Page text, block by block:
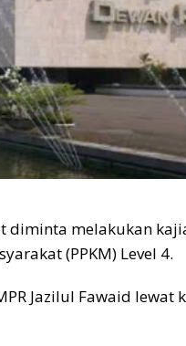
diminta melakukan
(PPKM) Level 4.
Jazilul Fawaid lewat